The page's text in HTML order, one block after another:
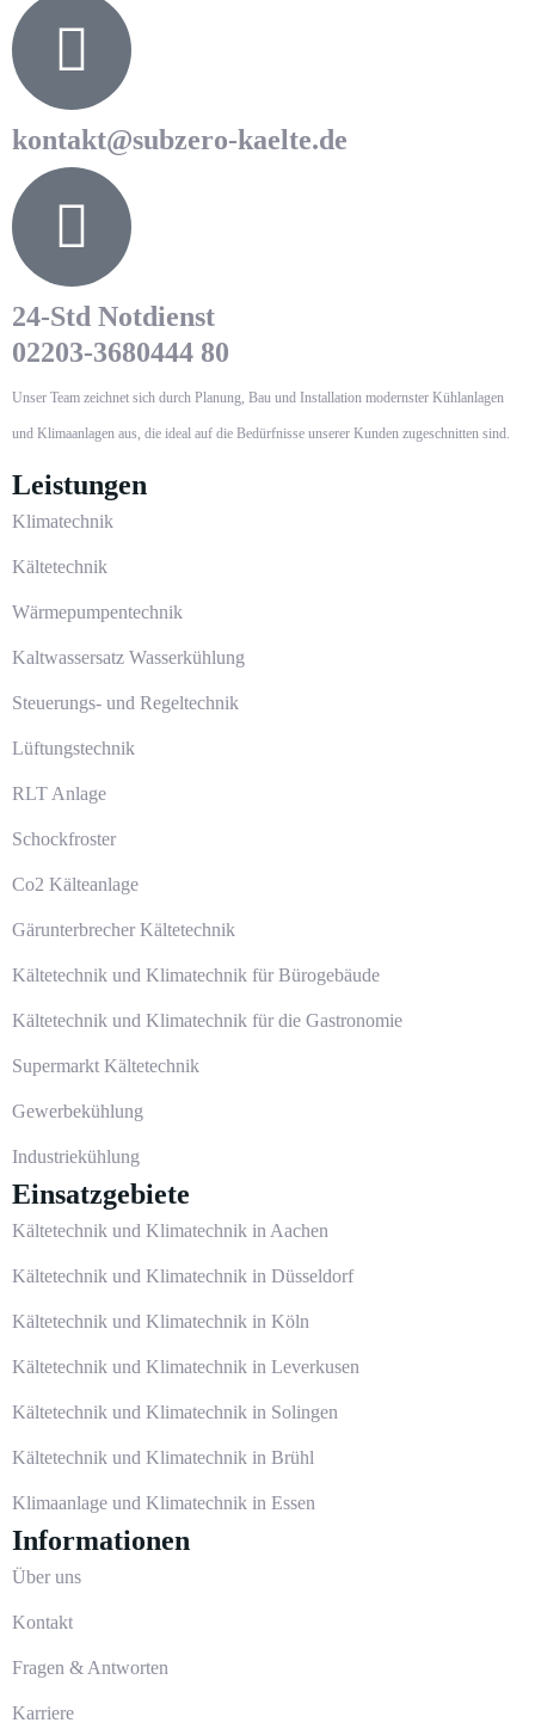
kontakt@subzero-kaelte.de
24-Std Notdienst
02203-3680444 80
Unser Team zeichnet sich durch Planung, Bau und Installation modernster Kühlanlagen
und Klimaanlagen aus, die ideal auf die Bedürfnisse unserer Kunden zugeschnitten sind.
Leistungen
Klimatechnik
Kältetechnik
Wärmepumpentechnik
Kaltwassersatz Wasserkühlung
Steuerungs- und Regeltechnik
Lüftungstechnik
RLT Anlage
Schockfroster
Co2 Kälteanlage
Gärunterbrecher Kältetechnik
Kältetechnik und Klimatechnik für Bürogebäude
Kältetechnik und Klimatechnik für die Gastronomie
Supermarkt Kältetechnik
Gewerbekühlung
Industriekühlung
Einsatzgebiete
Kältetechnik und Klimatechnik in Aachen
Kältetechnik und Klimatechnik in Düsseldorf
Kältetechnik und Klimatechnik in Köln
Kältetechnik und Klimatechnik in Leverkusen
Kältetechnik und Klimatechnik in Solingen
Kältetechnik und Klimatechnik in Brühl
Klimaanlage und Klimatechnik in Essen
Informationen
Über uns
Kontakt
Fragen & Antworten
Karriere